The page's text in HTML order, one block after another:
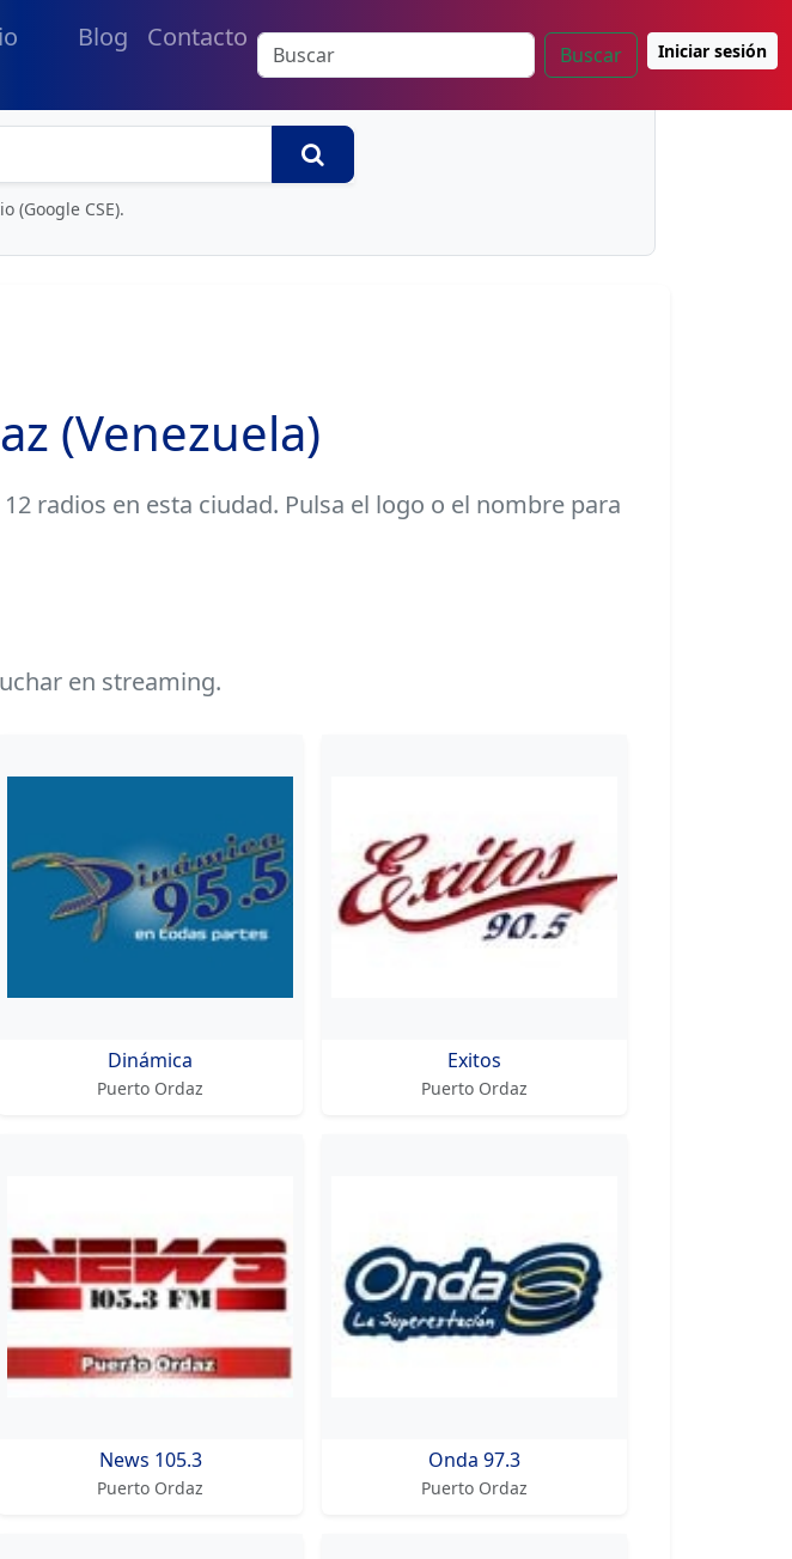
Blog Contacto
Buscar Iniciar sesión
(Google CSE).
(Venezuela)
radios en esta ciudad. Pulsa el logo o el nombre para
en streaming.
Dinámica
Puerto Ordaz
Exitos
Puerto Ordaz
News 105.3
Puerto Ordaz
Onda 97.3
Puerto Ordaz